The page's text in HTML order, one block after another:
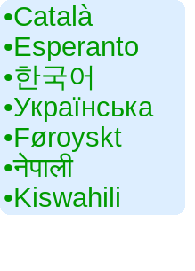
•‎Català
•‎Esperanto
•‎한국어
•‎Українська
•‎Føroyskt
•‎नेपाली
•‎Kiswahili